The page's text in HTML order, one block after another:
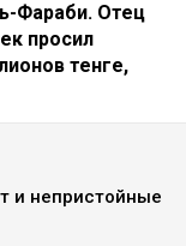
Фараби. Отец
просил
тенге,
и непристойные